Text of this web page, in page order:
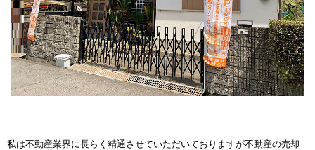
私は不動産業界に長らく精通させていただいておりますが不動産の売却